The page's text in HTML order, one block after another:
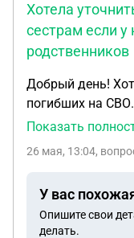
Хотела
сестрам если
родственников
Добрый день!
погибших на
У нас брат почти
сестры по маме.
уточнить какие
у него больше
Показать
26 мая, 13:04,
У вас
Опишите свои
делать.